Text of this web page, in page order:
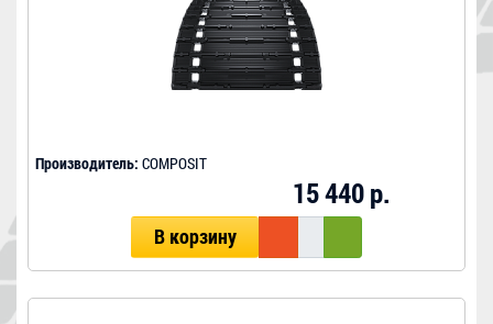
Производитель: COMPOSIT
15 440 р.
В корзину